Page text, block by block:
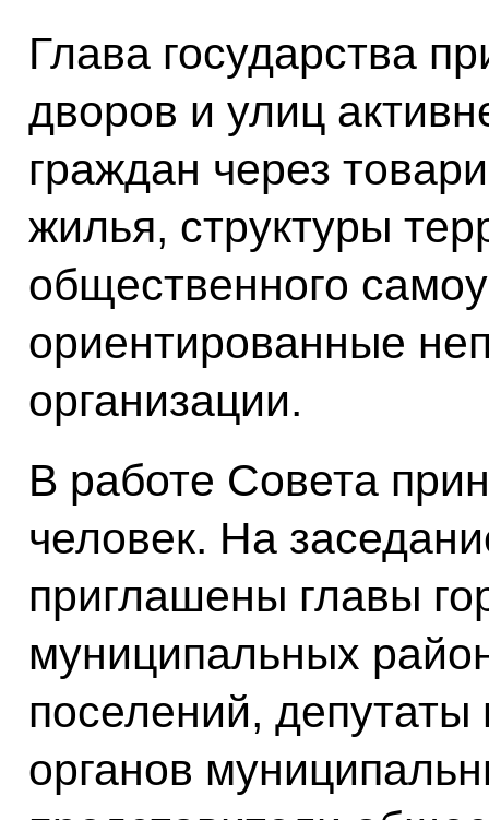
Глава государства
дворов и улиц
граждан через
жилья, структуры
общественного
ориентированные
организации.
В работе Совета
человек. На
приглашены главы
муниципальных
поселений, депутаты
органов